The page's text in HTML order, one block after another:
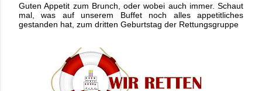
Guten Appetit zum Brunch, oder wobei auch immer. Schaut
mal, was auf unserem Buffet noch alles appetitliches
gestanden hat, zum dritten Geburtstag der Rettungsgruppe